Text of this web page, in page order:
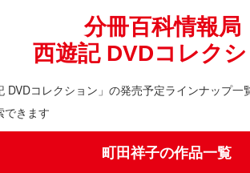
分冊百科情報局
西遊記 DVDコレク
DVDコレクション」の発売予定ラインナップ一
できます
町田祥子の作品一覧